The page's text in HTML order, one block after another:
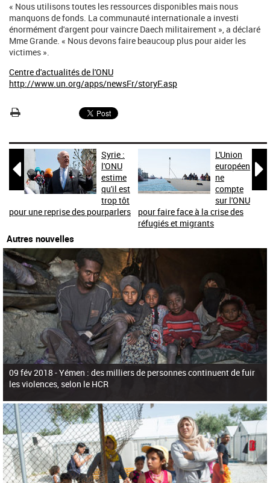
« Nous utilisons toutes les ressources disponibles mais nous
manquons de fonds. La communauté internationale a investi
énormément d'argent pour vaincre Daech militairement », a déclaré
Mme Grande. « Nous devons faire beaucoup plus pour aider les
victimes ».
Centre d'actualités de l'ONU
http://www.un.org/apps/newsFr/storyF.asp

Syrie :
l'ONU
estime
qu'il est
trop tôt
pour une reprise des pourparlers

L'Union
européen
ne
compte
sur l'ONU
pour faire face à la crise des
réfugiés et migrants
Autres nouvelles
09 fév 2018 -Yémen : des milliers de personnes continuent de fuir
les violences, selon le HCR